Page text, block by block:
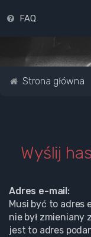
FAQ
Strona główna
Wyślij
Adres e-mail:
Musi być to adres
nie był zmieniany
jest to adres